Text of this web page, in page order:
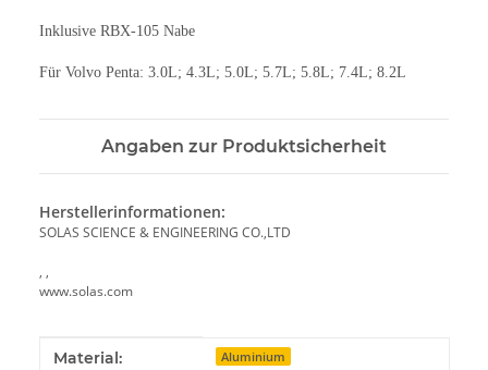
Inklusive RBX-105 Nabe
Für Volvo Penta: 3.0L; 4.3L; 5.0L; 5.7L; 5.8L; 7.4L; 8.2L
Angaben zur Produktsicherheit
Herstellerinformationen:
SOLAS SCIENCE & ENGINEERING CO.,LTD
, ,
www.solas.com
Produkteigenschaft
Wert
Material: Aluminium